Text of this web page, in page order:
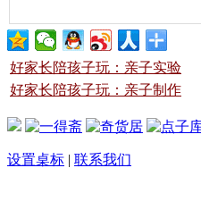
好家长陪孩子玩：亲子实验
好家长陪孩子玩：亲子制作
设置桌标 | 联系我们